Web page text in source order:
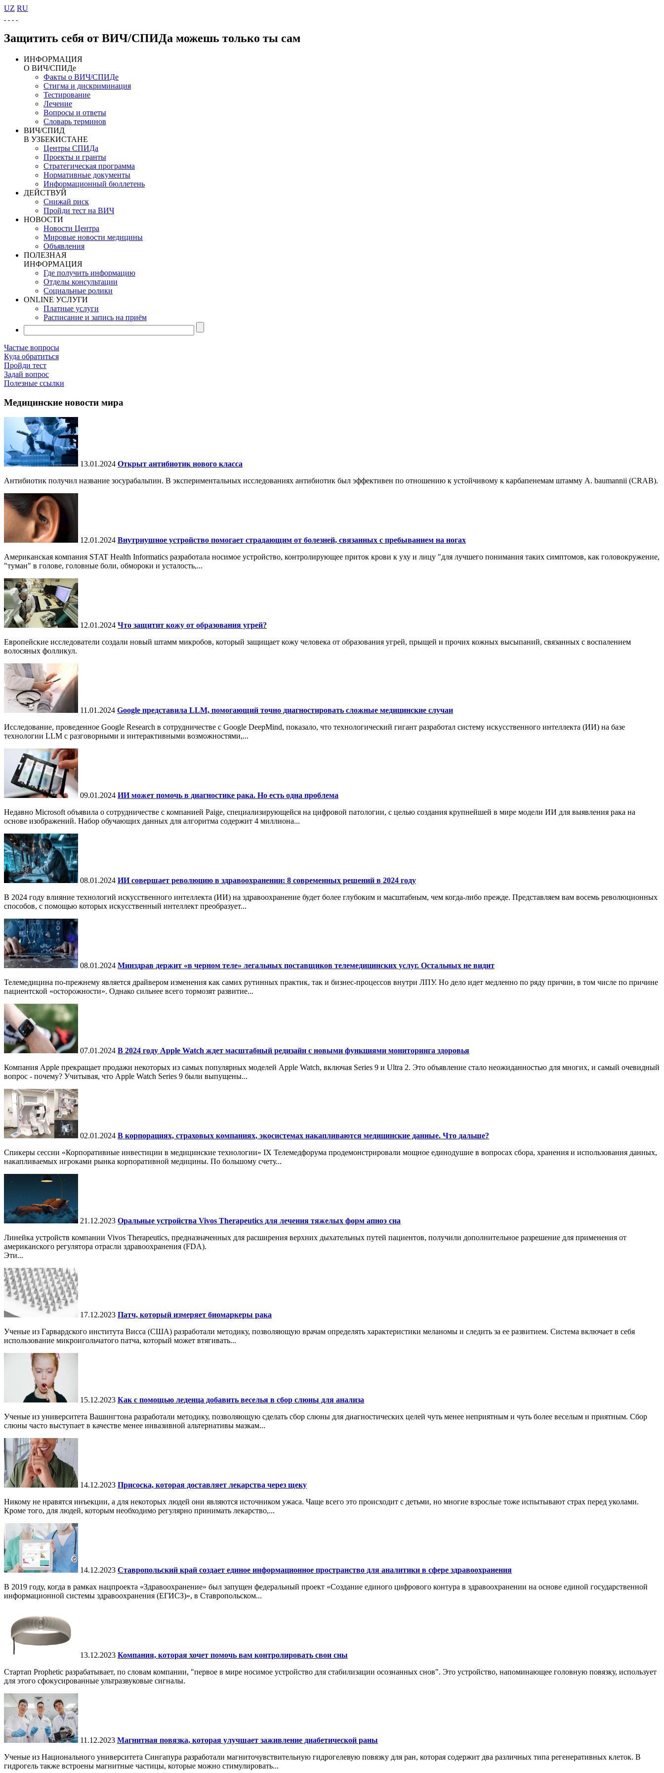
UZ RU
Защитить себя от ВИЧ/СПИДа можешь только ты сам
ИНФОРМАЦИЯ
О ВИЧ/СПИДе
Факты о ВИЧ/СПИДе
Стигма и дискриминация
Тестирование
Лечение
Вопросы и ответы
Словарь терминов
ВИЧ/СПИД
В УЗБЕКИСТАНЕ
Центры СПИДа
Проекты и гранты
Стратегическая программа
Нормативные документы
Информационный бюллетень
ДЕЙСТВУЙ
Снижай риск
Пройди тест на ВИЧ
НОВОСТИ
Новости Центра
Мировые новости медицины
Объявления
ПОЛЕЗНАЯ
ИНФОРМАЦИЯ
Где получить информацию
Отделы консультации
Социальные ролики
ONLINE УСЛУГИ
Платные услуги
Расписание и запись на приём
Частые вопросы
Куда обратиться
Пройди тест
Задай вопрос
Полезные ссылки
Медицинские новости мира
13.01.2024 Открыт антибиотик нового класса
Антибиотик получил название зосурабальпин. В экспериментальных исследованиях антибиотик был эффективен по отношению к устойчивому к карбапенемам штамму A. baumannii (CRAB).
12.01.2024 Внутриушное устройство помогает страдающим от болезней, связанных с пребыванием на ногах
Американская компания STAT Health Informatics разработала носимое устройство, контролирующее приток крови к уху и лицу "для лучшего понимания таких симптомов, как головокружение,
"туман" в голове, головные боли, обмороки и усталость,...
12.01.2024 Что защитит кожу от образования угрей?
Европейские исследователи создали новый штамм микробов, который защищает кожу человека от образования угрей, прыщей и прочих кожных высыпаний, связанных с воспалением
волосяных фолликул.
11.01.2024 Google представила LLM, помогающий точно диагностировать сложные медицинские случаи
Исследование, проведенное Google Research в сотрудничестве с Google DeepMind, показало, что технологический гигант разработал систему искусственного интеллекта (ИИ) на базе
технологии LLM с разговорными и интерактивными возможностями,...
09.01.2024 ИИ может помочь в диагностике рака. Но есть одна проблема
Недавно Microsoft объявила о сотрудничестве с компанией Paige, специализирующейся на цифровой патологии, с целью создания крупнейшей в мире модели ИИ для выявления рака на
основе изображений. Набор обучающих данных для алгоритма содержит 4 миллиона...
08.01.2024 ИИ совершает революцию в здравоохранении: 8 современных решений в 2024 году
В 2024 году влияние технологий искусственного интеллекта (ИИ) на здравоохранение будет более глубоким и масштабным, чем когда-либо прежде. Представляем вам восемь революционных
способов, с помощью которых искусственный интеллект преобразует...
08.01.2024 Минздрав держит «в черном теле» легальных поставщиков телемедицинских услуг. Остальных не видит
Телемедицина по-прежнему является драйвером изменения как самих рутинных практик, так и бизнес-процессов внутри ЛПУ. Но дело идет медленно по ряду причин, в том числе по причине
пациентской «осторожности». Однако сильнее всего тормозят развитие...
07.01.2024 В 2024 году Apple Watch ждет масштабный редизайн с новыми функциями мониторинга здоровья
Компания Apple прекращает продажи некоторых из самых популярных моделей Apple Watch, включая Series 9 и Ultra 2. Это объявление стало неожиданностью для многих, и самый очевидный
вопрос - почему? Учитывая, что Apple Watch Series 9 были выпущены...
02.01.2024 В корпорациях, страховых компаниях, экосистемах накапливаются медицинские данные. Что дальше?
Спикеры сессии «Корпоративные инвестиции в медицинские технологии» IX Телемедфорума продемонстрировали мощное единодушие в вопросах сбора, хранения и использования данных,
накапливаемых игроками рынка корпоративной медицины. По большому счету...
21.12.2023 Оральные устройства Vivos Therapeutics для лечения тяжелых форм апноэ сна
Линейка устройств компании Vivos Therapeutics, предназначенных для расширения верхних дыхательных путей пациентов, получили дополнительное разрешение для применения от
американского регулятора отрасли здравоохранения (FDA).
Эти...
17.12.2023 Патч, который измеряет биомаркеры рака
Ученые из Гарвардского института Висса (США) разработали методику, позволяющую врачам определять характеристики меланомы и следить за ее развитием. Система включает в себя
использование микроигольчатого патча, который может втягивать...
15.12.2023 Как с помощью леденца добавить веселья в сбор слюны для анализа
Ученые из университета Вашингтона разработали методику, позволяющую сделать сбор слюны для диагностических целей чуть менее неприятным и чуть более веселым и приятным. Сбор
слюны часто выступает в качестве менее инвазивной альтернативы мазкам...
14.12.2023 Присоска, которая доставляет лекарства через щеку
Никому не нравятся инъекции, а для некоторых людей они являются источником ужаса. Чаще всего это происходит с детьми, но многие взрослые тоже испытывают страх перед уколами.
Кроме того, для людей, которым необходимо регулярно принимать лекарство,...
14.12.2023 Ставропольский край создает единое информационное пространство для аналитики в сфере здравоохранения
В 2019 году, когда в рамках нацпроекта «Здравоохранение» был запущен федеральный проект «Создание единого цифрового контура в здравоохранении на основе единой государственной
информационной системы здравоохранения (ЕГИСЗ)», в Ставропольском...
13.12.2023 Компания, которая хочет помочь вам контролировать свои сны
Стартап Prophetic разрабатывает, по словам компании, "первое в мире носимое устройство для стабилизации осознанных снов". Это устройство, напоминающее головную повязку, использует
для этого сфокусированные ультразвуковые сигналы.
11.12.2023 Магнитная повязка, которая улучшает заживление диабетической раны
Ученые из Национального университета Сингапура разработали магниточувствительную гидрогелевую повязку для ран, которая содержит два различных типа регенеративных клеток. В
гидрогель также встроены магнитные частицы, которые можно стимулировать...